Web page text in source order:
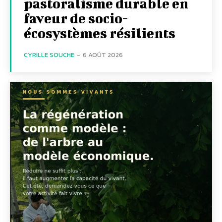
pastoralisme durable en
faveur de socio-
écosystèmes résilients
CYRILLE SOUCHE - 6 AOÛT 2026